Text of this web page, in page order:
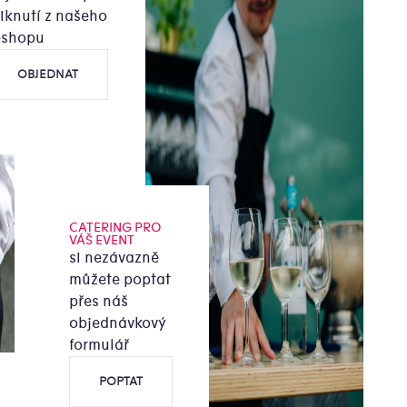
z našeho
OBJEDNAT
CATERING PRO
VÁŠ EVENT
si nezávazně
můžete poptat
přes náš
objednávkový
formulář
POPTAT